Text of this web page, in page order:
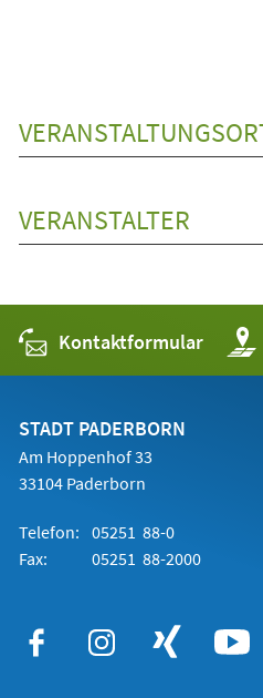
VERANSTALTER
Kontaktformular
in
STADT PADERBORN
Am Hoppenhof 33
33104 Paderborn
Telefon: 05251 88-0
Fax:
05251 88-2000